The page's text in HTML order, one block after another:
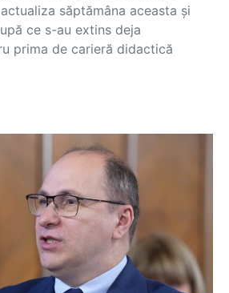
săptămâna aceasta și
ce s-au extins deja
prima de carieră didactică